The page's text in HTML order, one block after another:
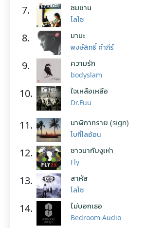
7. ซมซาน
โลโซ
8. มานะ
พงษ์สิทธิ์ คำภีร์
9. ความรัก
bodyslam
10. ใจเหลือเหลือ
Dr.Fuu
11. นาฬิกาทราย (sign)
โบกี้ไลอ้อน
12. ชาวนากับงูเห่า
Fly
13. สาหัส
โลโซ
14. ไม่บอกเธอ
Bedroom Audio